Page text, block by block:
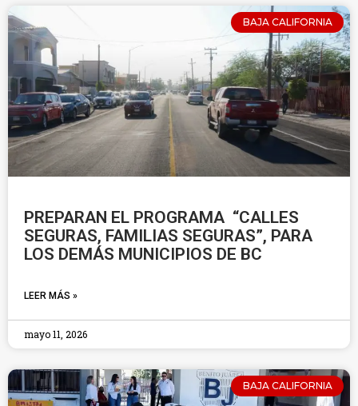
BAJA CALIFORNIA
PREPARAN EL PROGRAMA “CALLES
SEGURAS, FAMILIAS SEGURAS”, PARA
LOS DEMÁS MUNICIPIOS DE BC
LEER MÁS »
mayo 11, 2026
BAJA CALIFORNIA